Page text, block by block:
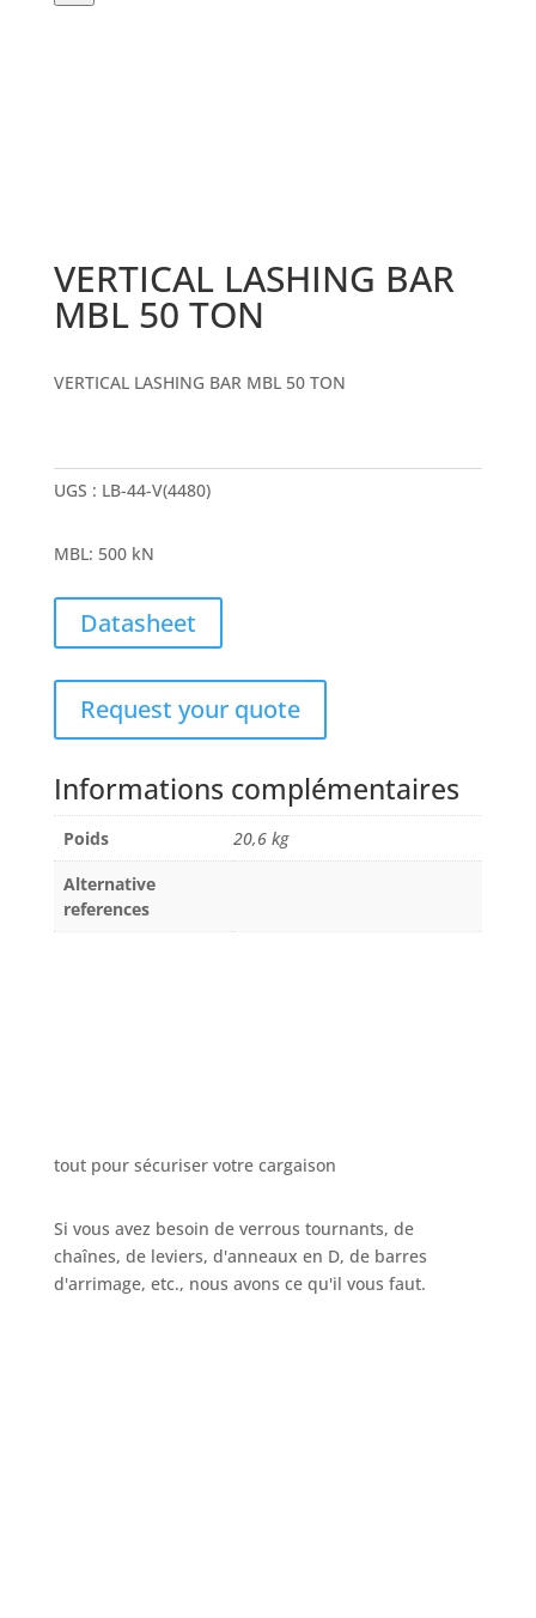
produits
VERTICAL LASHING BAR
MBL 50 TON
VERTICAL LASHING BAR MBL 50 TON
UGS : LB-44-V(4480)
MBL: 500 kN
Datasheet
Request your quote
Informations complémentaires
Poids
20,6 kg
Alternative
references
tout pour sécuriser votre cargaison
Si vous avez besoin de verrous tournants, de
chaînes, de leviers, d'anneaux en D, de barres
d'arrimage, etc., nous avons ce qu'il vous faut.